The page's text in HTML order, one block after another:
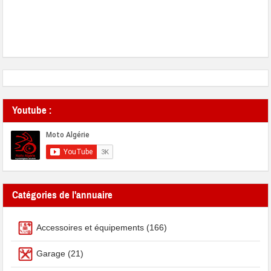
Youtube :
Catégories de l'annuaire
Accessoires et équipements (166)
Garage (21)